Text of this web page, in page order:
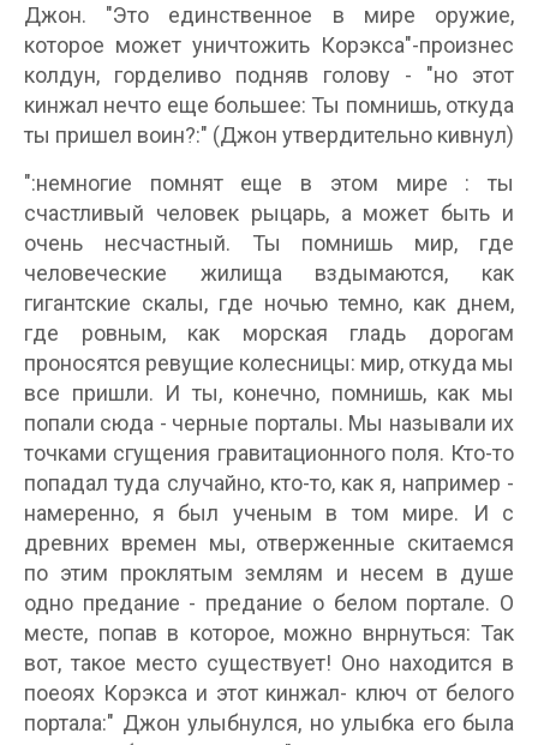
Джон. "Это единственное в мире оружие,
которое может уничтожить Корэкса"-произнес
колдун, горделиво подняв голову - "но этот
кинжал нечто еще большее: Ты помнишь, откуда
ты пришел воин?:" (Джон утвердительно кивнул)
":немногие помнят еще в этом мире : ты
счастливый человек рыцарь, а может быть и
очень несчастный. Ты помнишь мир, где
человеческие жилища вздымаются, как
гигантские скалы, где ночью темно, как днем,
где ровным, как морcкая гладь дорогам
проносятся ревущие колесницы: мир, откуда мы
все пришли. И ты, конечно, помнишь, как мы
попали сюда - черные порталы. Мы называли их
точками сгущения гравитационного поля. Кто-то
попадал туда случайно, кто-то, как я, например -
намеренно, я был ученым в том мире. И с
древних времен мы, отверженные скитаемся
по этим проклятым землям и несем в душе
одно предание - предание о белом портале. О
месте, попав в которое, можно внрнуться: Так
вот, такое место существует! Оно находится в
поеоях Корэкса и этот кинжал- ключ от белого
портала:" Джон улыбнулся, но улыбка его была